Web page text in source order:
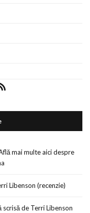
mai multe aici despre
Libenson (recenzie)
scrisă de Terri Libenson